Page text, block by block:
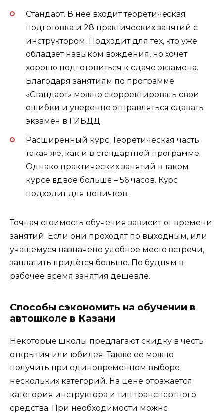
Стандарт. В нее входит теоретическая
подготовка и 28 практических занятий с
инструктором. Подходит для тех, кто уже
обладает навыком вождения, но хочет
хорошо подготовиться к сдаче экзамена.
Благодаря занятиям по программе
«Стандарт» можно скорректировать свои
ошибки и уверенно отправляться сдавать
экзамен в ГИБДД.
Расширенный курс. Теоретическая часть
такая же, как и в стандартной программе.
Однако практических занятий в таком
курсе вдвое больше – 56 часов. Курс
подходит для новичков.
Точная стоимость обучения зависит от времени
занятий. Если они проходят по выходным, или
учащемуся назначено удобное место встречи,
заплатить придётся больше. По будням в
рабочее время занятия дешевле.
Способы сэкономить на обучении в
автошколе в Казани
Некоторые школы предлагают скидку в честь
открытия или юбилея. Также ее можно
получить при единовременном выборе
нескольких категорий. На цене отражается
категория инструктора и тип транспортного
средства. При необходимости можно